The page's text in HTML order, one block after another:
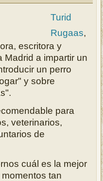
Turid
Rugaas,
escritora y
Madrid a impartir un
un perro
y sobre
para
veterinarios,
de
cuál es la mejor
tan